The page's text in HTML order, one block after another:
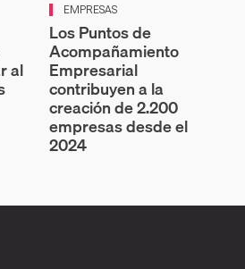
al
EMPRESAS
Los Puntos de
Acompañamiento
Empresarial
contribuyen a la
creación de 2.200
empresas desde el
2024